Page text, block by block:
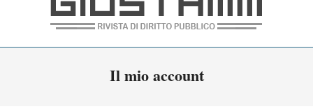
Giustamm
Il mio account